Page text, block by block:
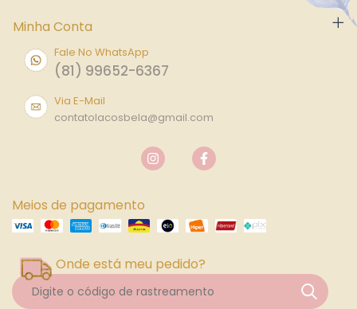
Minha Conta
Fale No WhatsApp
(81) 99652-6367
Via E-Mail
contatolacosbela@gmail.com
Meios de pagamento
Onde está meu pedido?